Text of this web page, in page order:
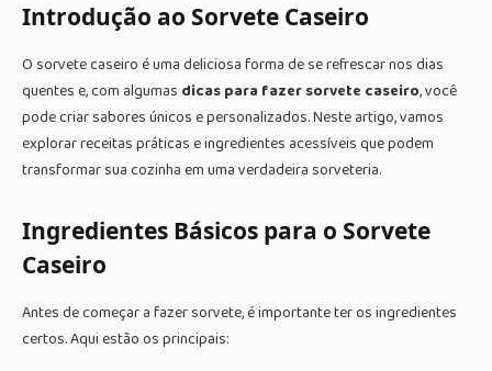
Introdução ao Sorvete Caseiro
O sorvete caseiro é uma deliciosa forma de se refrescar nos dias
quentes e, com algumas dicas para fazer sorvete caseiro, você
pode criar sabores únicos e personalizados. Neste artigo, vamos
explorar receitas práticas e ingredientes acessíveis que podem
transformar sua cozinha em uma verdadeira sorveteria.
Ingredientes Básicos para o Sorvete
Caseiro
Antes de começar a fazer sorvete, é importante ter os ingredientes
certos. Aqui estão os principais: